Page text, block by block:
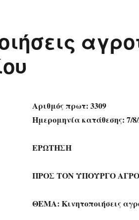
Αριθμός πρωτ: 3309
Ημερομηνία κατάθεσης: 7/8/
ΕΡΩΤΗΣΗ
ΠΡΟΣ ΤΟΝ ΥΠΟΥΡΓΟ
ΘΕΜΑ: Κινητοποιήσεις